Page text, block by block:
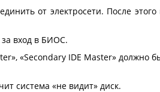
от электросети. После
вход в БИОС.
«Secondary IDE Master» должно
система «не видит» диск.